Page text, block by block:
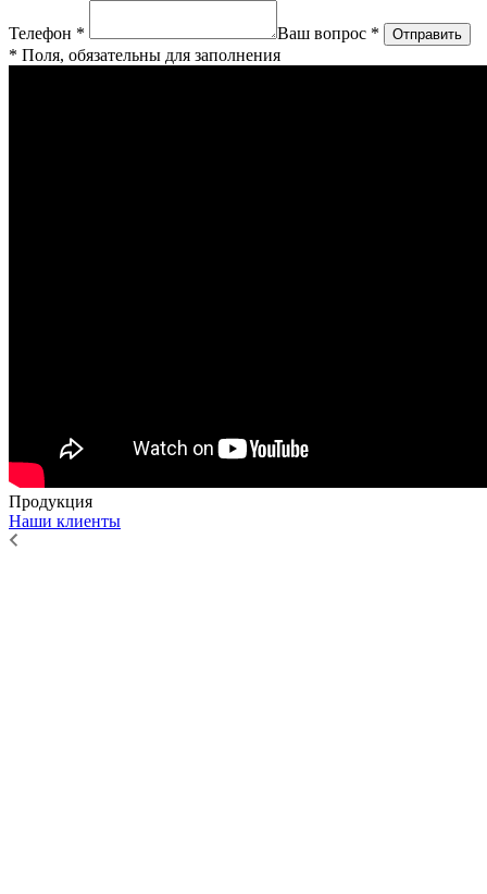
Телефон *
Ваш вопрос *
* Поля, обязательны для заполнения
Продукция
Наши клиенты